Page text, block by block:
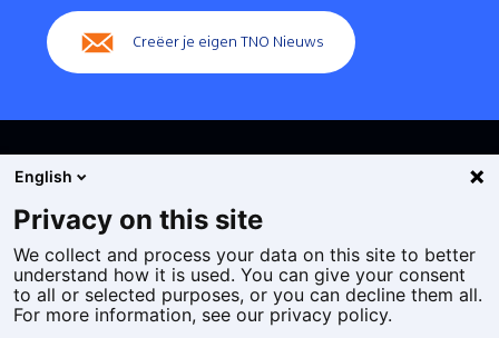
Creëer je eigen TNO Nieuws
Cookies
Privacy statement
Toegankelijkheid
English
Privacy on this site
We collect and process your data on this site to better
understand how it is used. You can give your consent
to all or selected purposes, or you can decline them all.
For more information, see our privacy policy.